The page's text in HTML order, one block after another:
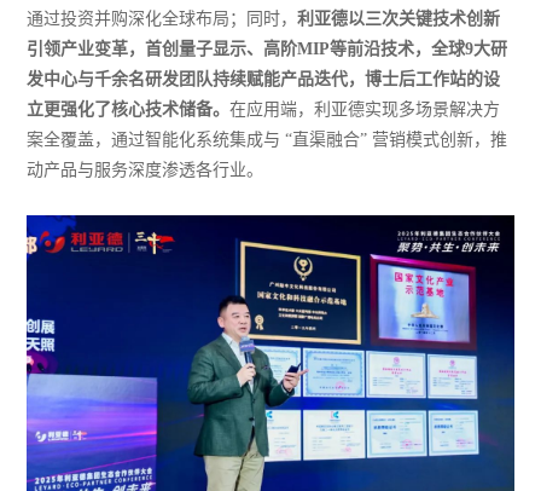
通过投资并购深化全球布局；同时，利亚德以三次关键技术创新
引领产业变革，首创量子显示、高阶MIP等前沿技术，全球9大研
发中心与千余名研发团队持续赋能产品迭代，博士后工作站的设
立更强化了核心技术储备。在应用端，利亚德实现多场景解决方
案全覆盖，通过智能化系统集成与 “直渠融合” 营销模式创新，推
动产品与服务深度渗透各行业。